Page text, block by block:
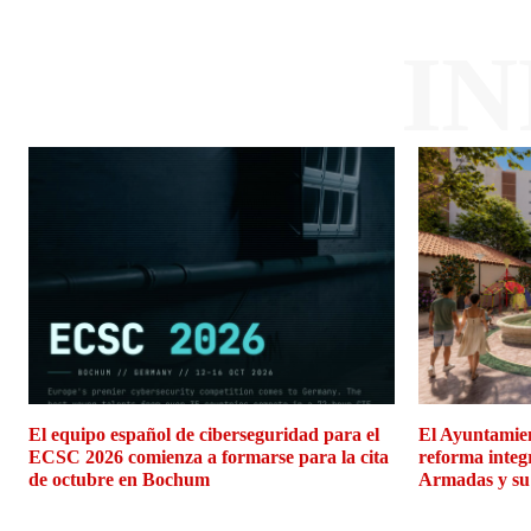
El equipo español de ciberseguridad para el
ECSC 2026 comienza a formarse para la cita
de octubre en Bochum
El
reforma
Armadas y